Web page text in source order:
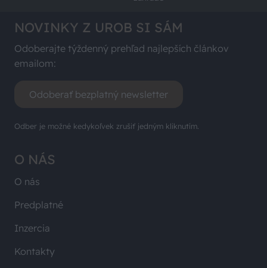
O NÁS
O nás
Predplatné
Inzercia
Kontakty
NOVINKY Z UROB SI SÁM
Odoberajte týždenný prehľad najlepších článkov
emailom:
Odoberať bezplatný newsletter
Odber je možné kedykoľvek zrušiť jedným kliknutím.